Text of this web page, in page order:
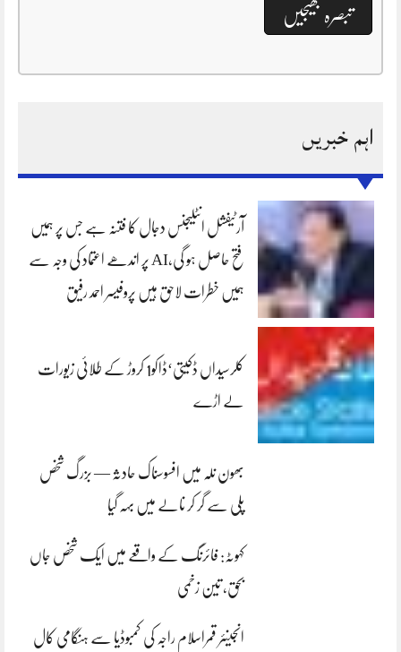
اہم خبریں
آرٹیفشل انٹلیجنس دجال کا فتنہ ہے جس پر ہمیں
فتح حاصل ہو گی،AI پر اندھے اعتماد کی وجہ سے
ہمیں خطرات لاحق ہیں پروفیسر احمد رفیق
کلرسیداں ڈکیتی‘ڈاکو1 کروڑ کے طلائی زیورات
لے اڑے
بھون نلہ میں افسوسناک حادثہ — بزرگ شخص
پلی سے گر کر نالے میں بہہ گیا
کہوٹہ: فائرنگ کے واقعے میں ایک شخص جاں
بحق، تین زخمی
انجینئر قمراسلام راجہ کی کمبوڈیا سے ہنگامی کال